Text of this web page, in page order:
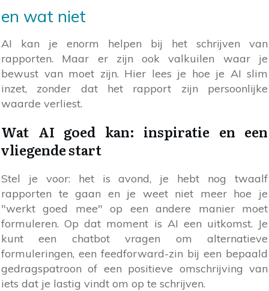
en wat niet
AI kan je enorm helpen bij het schrijven van
rapporten. Maar er zijn ook valkuilen waar je
bewust van moet zijn. Hier lees je hoe je AI slim
inzet, zonder dat het rapport zijn persoonlijke
waarde verliest.
Wat AI goed kan: inspiratie en een
vliegende start
Stel je voor: het is avond, je hebt nog twaalf
rapporten te gaan en je weet niet meer hoe je
"werkt goed mee" op een andere manier moet
formuleren. Op dat moment is AI een uitkomst. Je
kunt een chatbot vragen om alternatieve
formuleringen, een feedforward-zin bij een bepaald
gedragspatroon of een positieve omschrijving van
iets dat je lastig vindt om op te schrijven.